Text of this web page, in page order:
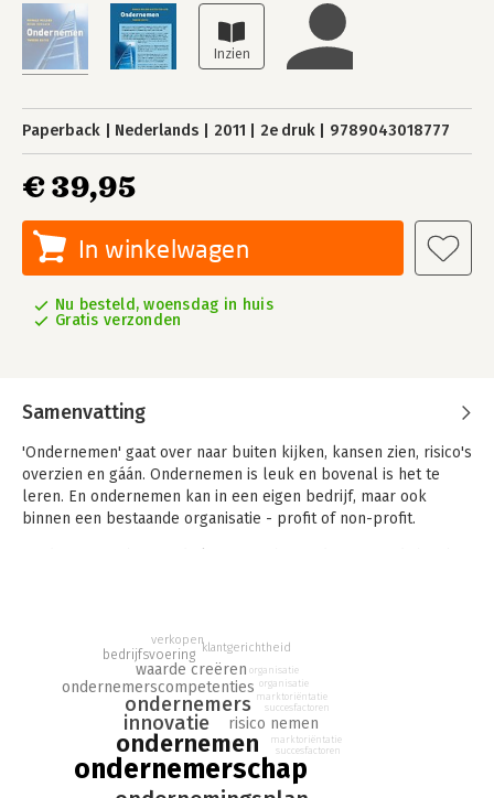
Paperback Nederlands 2011 2e druk 9789043018777
€ 39,95
In winkelwagen
Nu besteld, woensdag in huis
Gratis verzonden
Samenvatting
'Ondernemen' gaat over naar buiten kijken, kansen zien, risico's
overzien en gáán. Ondernemen is leuk en bovenal is het te
leren. En ondernemen kan in een eigen bedrijf, maar ook
binnen een bestaande organisatie - profit of non-profit.
wordt de behandelde theorie concreet gemaakt aan de hand
van een doorlopende case en een aantal kleinere cases over
succesvolle lokale ondernemingen.
Nieuw in deze tweede editie zijn de hoofdstukken over
pionieren en het ontwikkelen van uw eigen marketingfilosofie.
De overige hoofdstukken zijn geactualiseerd en bevatten
nieuwe cases.
ondernemerschap
ondernemen
innovatie
ondernemers
ondernemerscompetenties
waarde creëren
risico nemen
bedrijfsvoering
verkopen
klantgerichtheid
organisatie
marktoriëntatie
succesfactoren
organisatie
marktoriëntatie
succesfactoren